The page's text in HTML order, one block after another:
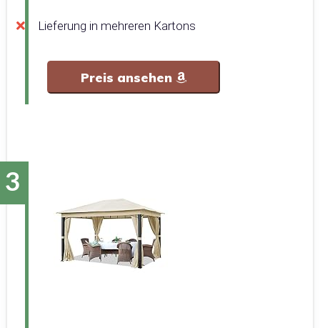
Lieferung in mehreren Kartons
Preis ansehen